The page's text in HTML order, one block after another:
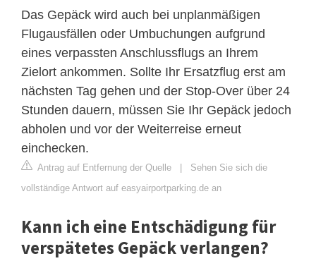
Das Gepäck wird auch bei unplanmäßigen
Flugausfällen oder Umbuchungen aufgrund
eines verpassten Anschlussflugs an Ihrem
Zielort ankommen. Sollte Ihr Ersatzflug erst am
nächsten Tag gehen und der Stop-Over über 24
Stunden dauern, müssen Sie Ihr Gepäck jedoch
abholen und vor der Weiterreise erneut
einchecken.
Antrag auf Entfernung der Quelle | Sehen Sie sich die
vollständige Antwort auf easyairportparking.de an
Kann ich eine Entschädigung für
verspätetes Gepäck verlangen?